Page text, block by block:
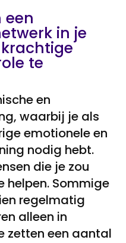
een
in je
te
en
waarbij je als
emotionele en
nodig hebt.
die je zou
helpen. Sommige
regelmatig
alleen in
zetten een aantal